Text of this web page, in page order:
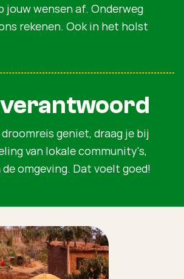
jouw wensen af. Onderweg
rekenen. Ook in het holst
verantwoord
geniet, draag je bij
van lokale community's,
omgeving. Dat voelt goed!